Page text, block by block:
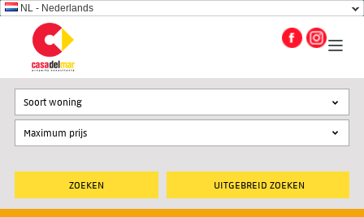
NL - Nederlands
UITGEBREID ZOEKEN
Soort woning